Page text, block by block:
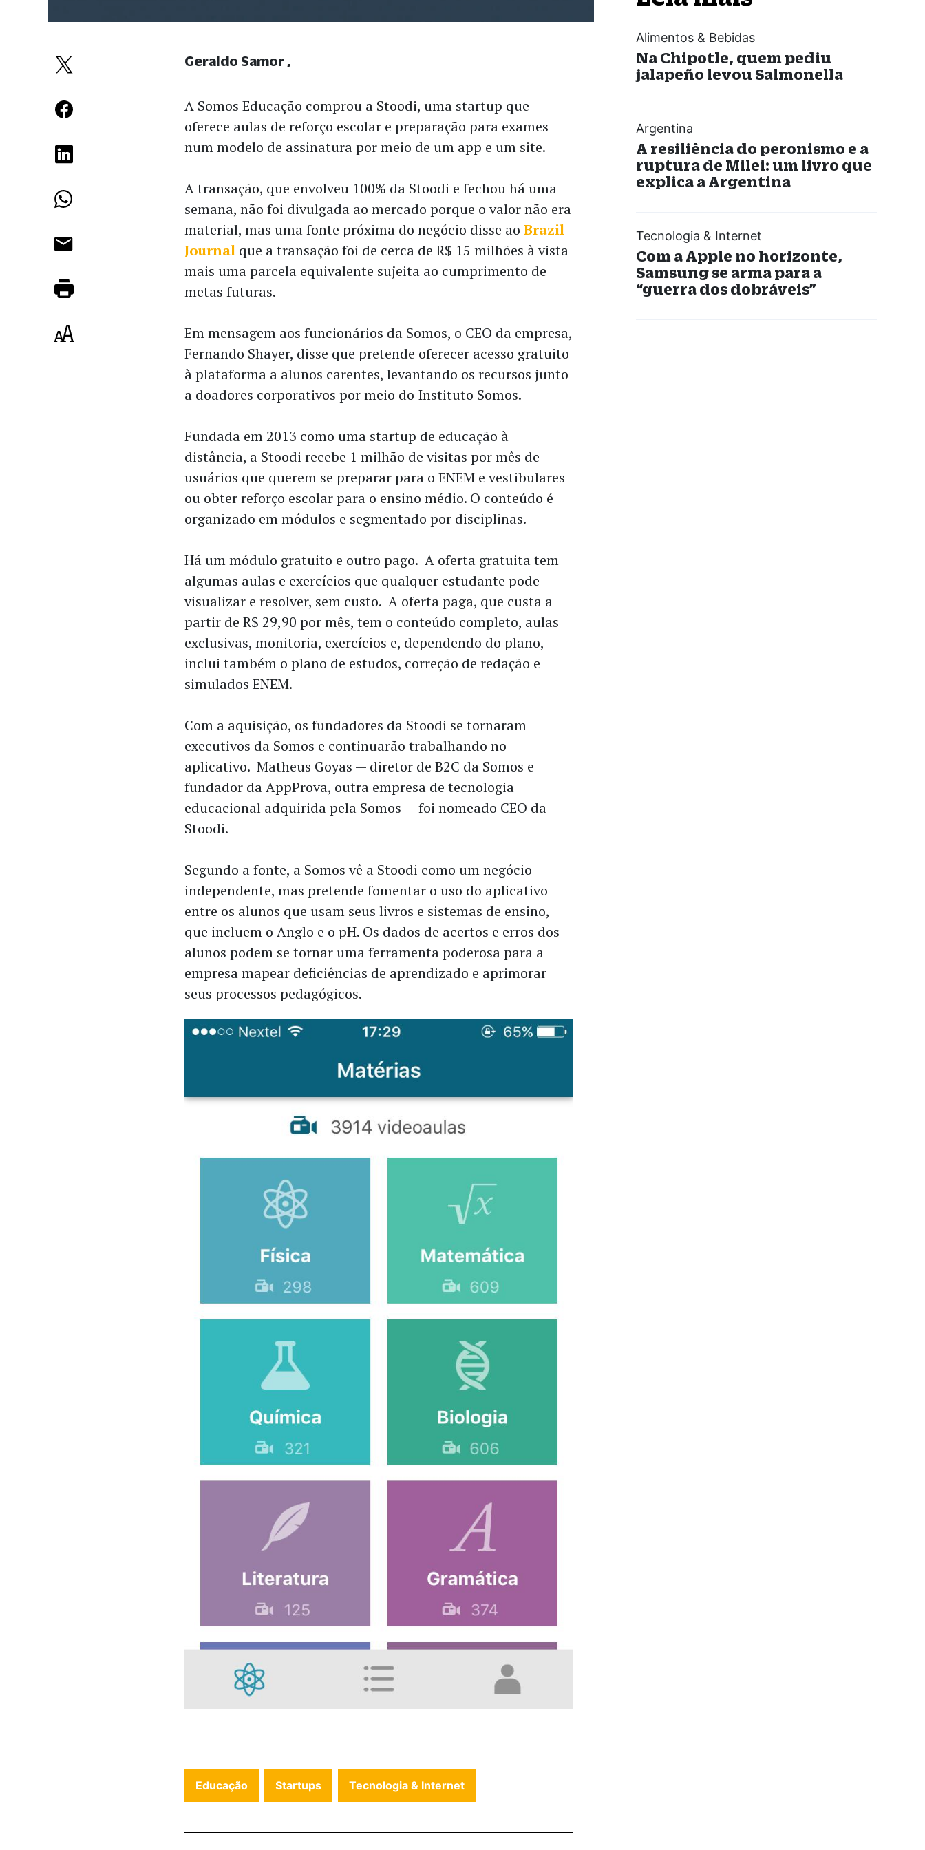
A Somos Educação comprou a Stoodi, uma startup que
oferece aulas de reforço escolar e preparação para exames
num modelo de assinatura por meio de um app e um site.
A transação, que envolveu 100% da Stoodi e fechou há uma
semana, não foi divulgada ao mercado porque o valor não era
material, mas uma fonte próxima do negócio disse aoBrazil
Journal que a transação foi de cerca de R$ 15 milhões àvista
mais uma parcela equivalente sujeita ao cumprimento de
metas futuras.
Em mensagem aos funcionários da Somos, o CEO da empresa,
Fernando Shayer, disse que pretende oferecer acesso gratuito
à plataforma a alunos carentes, levantando os recursos junto
a doadores corporativos pormeio do Instituto Somos.
Fundada em 2013 como uma startup de educação à
distância, a Stoodi recebe 1 milhão de visitas por mês de
usuários que querem se preparar para o ENEM evestibulares
ou obter reforço escolar para o ensino médio. O conteúdo é
organizado em módulos e segmentado por disciplinas.
Há um módulo gratuito e outro pago. A oferta gratuita tem
algumas aulas e exercícios que qualquer estudante pode
visualizar e resolver, sem custo. A oferta paga, que custa a
partir de R$ 29,90 por mês, tem o conteúdo completo, aulas
exclusivas, monitoria, exercícios e, dependendo do plano,
inclui também o plano de estudos, correção de redação e
simulados ENEM.
Com a aquisição, os fundadores da Stoodi se tornaram
executivos da Somos e continuarão trabalhando no
aplicativo. Matheus Goyas — diretor de B2C da Somos e
fundador da AppProva, outra empresa de tecnologia
educacional adquirida pela Somos — foi nomeado CEO da
Stoodi.
Segundo a fonte, a Somos vê a Stoodi como um negócio
independente, mas pretende fomentar o uso do aplicativo
entre os alunos que usam seus livros e sistemas de ensino,
que incluem o Anglo e o pH. Os dados de acertos e erros dos
alunos podem se tornar uma ferramenta poderosa para a
empresa mapear deficiências de aprendizado e aprimorar
seus processos pedagógicos.
Geraldo Samor
Educação Startups Tecnologia & Internet
Alimentos & Bebidas
Na Chipotle, quem pediu
jalapeño levou Salmonella
Argentina
A resiliência do peronismo e a
ruptura de Milei: um livro que
explica a Argentina
Tecnologia & Internet
Com a Apple no horizonte,
Samsung se arma para a
“guerra dos dobráveis”